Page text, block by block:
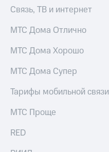
Акции
Домашний
ТВ
Спутниковое
мес
МТС
Premium
Подписка
интернета,
музыка
другое
Связь, ТВ и интернет
МТС Дома Отлично
МТС Дома Хорошо
МТС Дома Супер
Тарифы мобильной связи
МТС Проще
RED